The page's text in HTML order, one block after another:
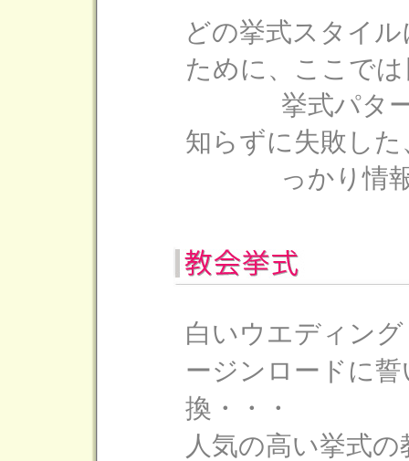
どの挙式スタイ
ために、ここで
挙式パタ
知らずに失敗し
っかり情
白いウエディン
ージンロードに
換・・・
人気の高い挙式の